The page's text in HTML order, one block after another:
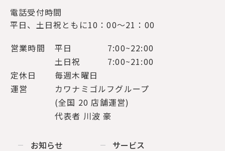
電話受付時間
平日、土日祝ともに10：00～21：00
営業時間
平日
7:00~22:00
土日祝
7:00~21:00
定休日
毎週木曜日
運営
カワナミゴルフグループ
(全国 20 店舗運営)
代表者 川波 豪
お知らせ サービス